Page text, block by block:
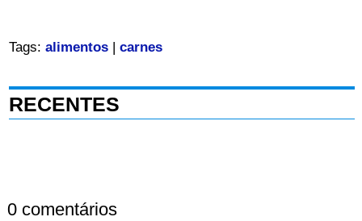
Tags: alimentos| carnes
RECENTES
0 comentários